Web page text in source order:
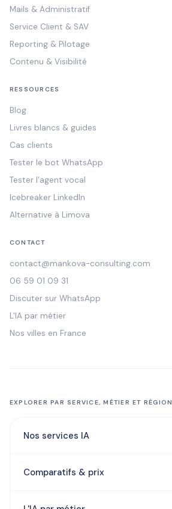
Mails & Administratif
Service Client & SAV
Reporting & Pilotage
Contenu & Visibilité
RESSOURCES
Blog
Livres blancs & guides
Cas clients
Tester le bot WhatsApp
Tester l'agent vocal
Icebreaker LinkedIn
Alternative à Limova
CONTACT
contact@mankova-consulting.com
06 59 01 09 31
Discuter sur WhatsApp
L'IA par métier
Nos villes en France
EXPLORER PAR SERVICE, MÉTIER ET RÉGION
Nos services IA
Comparatifs & prix